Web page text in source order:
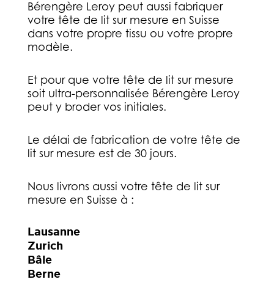
Bérengère Leroy peut aussi fabriquer
votre tête de lit sur mesure en Suisse
dans votre propre tissu ou votre propre
modèle.
Et pour que votre tête de lit sur mesure
soit ultra-personnalisée Bérengère Leroy
peut y broder vos initiales.
Le délai de fabrication de votre tête de
lit sur mesure est de 30 jours.
Nous livrons aussi votre tête de lit sur
mesure en Suisse à :
Lausanne
Zurich
Bâle
Berne